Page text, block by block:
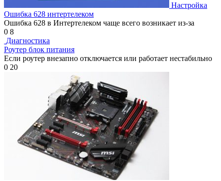
Настройка
Ошибка 628 интертелеком
Ошибка 628 в Интертелеком чаще всего возникает из-за
0 8
Диагностика
Роутер блок питания
Если роутер внезапно отключается или работает нестабильно
0 20